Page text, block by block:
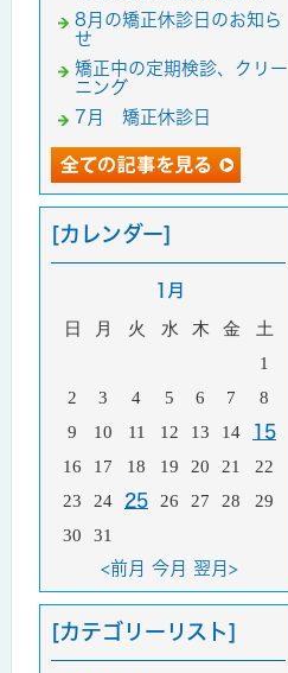
8月の矯正休診日のお知ら
せ
矯正中の定期検診、クリー
ニング
7月 矯正休診日
[カレンダー]
1月
日 月 火 水 木 金
土
1
2
3 4 5 6 7
8
9
10 11 12 13 14 15
16 17 18 19 20 21
22
23
24 25 26 27 28
29
30
31
<前月 今月 翌月>
[カテゴリーリスト]